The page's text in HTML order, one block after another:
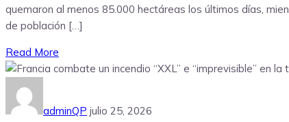
quemaron al menos 85.000 hectáreas los últimos días,
de población […]
Read More
adminQP julio 25, 2026